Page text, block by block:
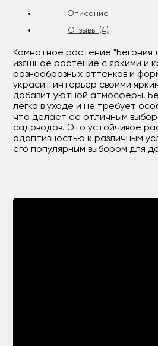
Описание
Отзывы (4)
Комнатное растение "Бегония
изящное растение с яркими и
разнообразных оттенков и
украсит интерьер своими
добавит уютной атмосферы.
легка в уходе и не требует
что делает ее отличным
садоводов. Это устойчивое
адаптивностью к различным
его популярным выбором для